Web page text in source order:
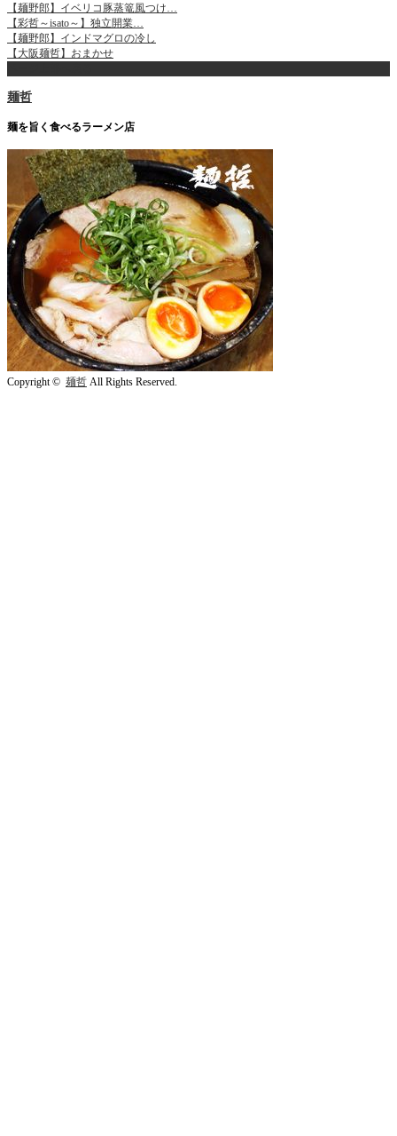
【麺野郎】イベリコ豚蒸篭風つけ…
【彩哲～isato～】独立開業…
【麺野郎】インドマグロの冷し
【大阪麺哲】おまかせ
麺哲
麺を旨く食べるラーメン店
Copyright © 麺哲 All Rights Reserved.